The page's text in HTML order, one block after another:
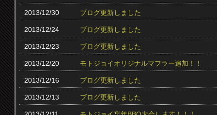
2013/12/30 ブログ更新しました
2013/12/24 ブログ更新しました
2013/12/23 ブログ更新しました
2013/12/20 モトジョイオリジナルマフラー追加！！
2013/12/16 ブログ更新しました
2013/12/13 ブログ更新しました